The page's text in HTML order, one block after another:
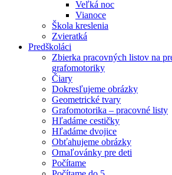
Veľká noc
Vianoce
Škola kreslenia
Zvieratká
Predškoláci
Zbierka pracovných listov na
grafomotoriky
Čiary
Dokresľujeme obrázky
Geometrické tvary
Grafomotorika – pracovné listy
Hľadáme cestičky
Hľadáme dvojice
Obťahujeme obrázky
Omaľovánky pre deti
Počítame